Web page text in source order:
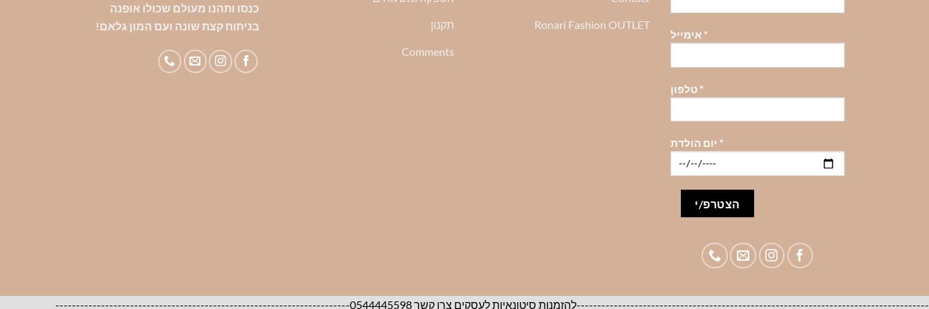
אימייל *
טלפון *
*
Ronari Fashion OUTLET תקנון
Comments
כנסו ותהנו מעולם שכולו אופנה
בניחוח קצת שונה ועם המון גלאם!
-------------------------------------------------------------------------------------להזמנות סיטונאיות לעסקים צרו קשר 0544445598-----------------------------------------------------------------------